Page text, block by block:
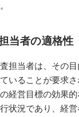
当者の適格性
担当者は、その
いることが要求
経営目標の効果
状況であり、経